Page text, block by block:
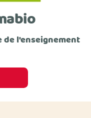
de l'enseignement